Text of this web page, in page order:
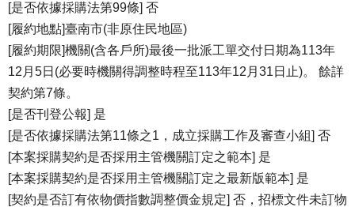
[是否依據採購法第99條] 否
[履約地點]臺南市(非原住民地區)
[履約期限]機關(含各戶所)最後一批派工單交付日期為113年
12月5日(必要時機關得調整時程至113年12月31日止)。 餘詳
契約第7條。
[是否刊登公報] 是
[是否依據採購法第11條之1，成立採購工作及審查小組] 否
[本案採購契約是否採用主管機關訂定之範本] 是
[本案採購契約是否採用主管機關訂定之最新版範本] 是
[契約是否訂有依物價指數調整價金規定] 否，招標文件未訂物